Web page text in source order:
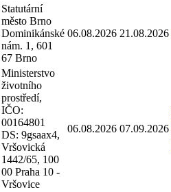
Statutární
město Brno
Dominikánské
nám. 1, 601
67 Brno
06.08.2026 21.08.2026
Ministerstvo
životního
prostředí,
IČO:
00164801
DS: 9gsaax4,
Vršovická
1442/65, 100
00 Praha 10 -
Vršovice
06.08.2026 07.09.2026